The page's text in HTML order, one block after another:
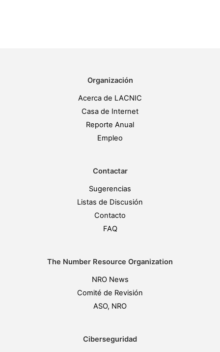
Organización
Acerca de LACNIC
Casa de Internet
Reporte Anual
Empleo
Contactar
Sugerencias
Listas de Discusión
Contacto
FAQ
The Number Resource Organization
NRO News
Comité de Revisión
ASO, NRO
Ciberseguridad